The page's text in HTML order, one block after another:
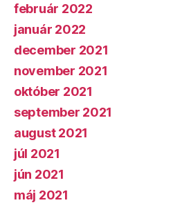
február 2022
január 2022
december 2021
november 2021
október 2021
september 2021
august 2021
júl 2021
jún 2021
máj 2021